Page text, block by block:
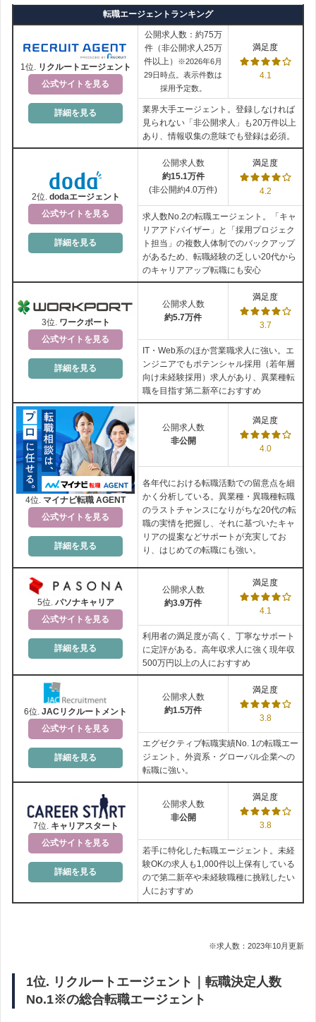
広告制作・ 40代前半・女性・年収300万
台
評価：★★★★☆4
転職した会社が、リクナビネクストでしか募集をかけて
なかったので、利用して良かったと思います。
載っている案件数も多いし、登録しておいて損はない
と思い
ます。
だけど、一般的で数が多いと言う事は、それだけ専門性に欠けると
いうか、ある特定の業界や業種において深いわけじゃないところが
欠点かと。
だから、リクナビネクストで探しながらも同時に、他にも自分が目
指す業界に特化した転職サイトや、紹介エージェントなどを併用し
て活動したほうが、より早く確実に転職できると思います。
製造事務・30代後半・女性・年収200万台
評価：★★★★☆4
転職の案件が多く、幅広い気がします
ネットの検索もしやすく便利でした。
転職サイトは個人情報を入力しなければいけないので、
求人の量と
幅広さがあるのが便利かと思います。
他社だと求人が同じものばかりや、チェーン店の全店舗が載ってい
て、求人数〇〇万！みたいな書き方をしている所がありました。
リクナビさんで気になったのが、応募した会社の募集要項にリクナ
ビから応募後、履歴書を会社に送ってください。という所がありま
した。
二重にやらなくてはいけないのが、手間だしこれをする意味がわか
りませんでした。
面接の時に履歴書は持っていきますが、もし書類で落ちてしまうこ
とがあったら時間がもったいないと思います。
別の口コミを見る
20代後半・女性
評価：★★★★★5
就職活動以来の面接でしたが、いざ社会に出て転職活動をするとな
るとなかなか自己PRは難しいなと思ってました。
グッドポイント診断を受検すると、30分程度で自分の強みを客観的
に教えてくれるので、とても助かりました。
その結果も驚くほど当たっている ！
コメントは、そのまま面接での自己PRに使っています笑。
別の口コミを見る
無料
└ グッドポイント診断
『グッドポイント診断』のもっと詳しい解説
グッドポイント診断で自己分析・職務経歴書の質を上げる6
ステップ
グッドポイント診断で転職面接を有利になる理由と3つの活
用術
転職エージェントとは異なりサポート期間の制限などもないた
め、のんびりと自分のペースで仕事探しを進めることができるの
も嬉しいポイントです。
登録して新着求人の案内を受け取るだけといった利用も便利です
転職を検討し始めたら必ず登録しておきましょう。
登録
リクナビNEXT公式サイト
『リクナビNEXT』のもっと詳しい解説
リクナビNEXTは転職で使うべき？口コミ評判と求人の探し方を
徹底解説
転職エージェントランキング
1位. リクルートエージェント
公式サイトを見る
詳細を見る
公開求人数：約75万
件（非公開求人25万
件以上）
※2026年6月
29日時点。表示件数は
採用予定数。
満足度
4.1
業界大手エージェント。登録しなければ
見られない「非公開求人」も20万件以上
あり、情報収集の意味でも登録は必須。
2位. dodaエージェント
公式サイトを見る
詳細を見る
公開求人数
約15.1万件
(非公開約4.0万件)
満足度
4.2
求人数No.2の転職エージェント。「キャ
リアアドバイザー」と「採用プロジェク
ト担当」の複数人体制でのバックアップ
があるため、転職経験の乏しい20代から
のキャリアアップ転職にも安心
3位. ワークポート
公式サイトを見る
詳細を見る
公開求人数
約5.7万件
満足度
3.7
IT・Web系のほか営業職求人に強い。エ
ンジニアでもポテンシャル採用（若年層
向け未経験採用）求人があり、異業種転
職を目指す第二新卒におすすめ
4位. マイナビ転職 AGENT
公式サイトを見る
詳細を見る
公開求人数
非公開
満足度
4.0
各年代における転職活動での留意点を細
かく分析している。異業種・異職種転職
のラストチャンスになりがちな20代の転
職の実情を把握し、それに基づいたキャ
リアの提案などサポートが充実してお
り、はじめての転職にも強い。
5位. パソナキャリア
公式サイトを見る
詳細を見る
公開求人数
約3.9万件
満足度
4.1
利用者の満足度が高く、丁寧なサポート
に定評がある。高年収求人に強く現年収
500万円以上の人におすすめ
6位. JACリクルートメント
公式サイトを見る
詳細を見る
公開求人数
約1.5万件
満足度
3.8
エグゼクティブ転職実績No. 1の転職エー
ジェント。外資系・グローバル企業への
転職に強い。
7位. キャリアスタート
公式サイトを見る
詳細を見る
公開求人数
非公開
満足度
3.8
若手に特化した転職エージェント。未経
験OKの求人も1,000件以上保有している
ので第二新卒や未経験職種に挑戦したい
人におすすめ
※求人数：2023年10月更新
1位. リクルートエージェント｜転職決定人数
No.1※の総合転職エージェント